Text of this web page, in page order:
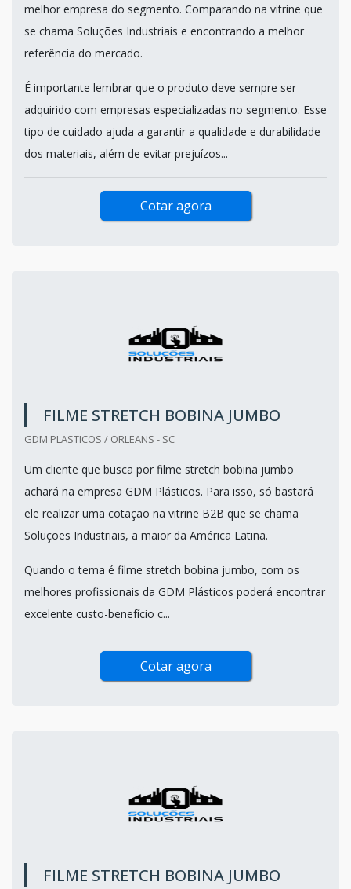
melhor empresa do segmento. Comparando na vitrine que
se chama Soluções Industriais e encontrando a melhor
referência do mercado.
É importante lembrar que o produto deve sempre ser
adquirido com empresas especializadas no segmento. Esse
tipo de cuidado ajuda a garantir a qualidade e durabilidade
dos materiais, além de evitar prejuízos...
Cotar agora
FILME STRETCH BOBINA JUMBO
GDM PLASTICOS / ORLEANS - SC
Um cliente que busca por filme stretch bobina jumbo
achará na empresa GDM Plásticos. Para isso, só bastará
ele realizar uma cotação na vitrine B2B que se chama
Soluções Industriais, a maior da América Latina.
Quando o tema é filme stretch bobina jumbo, com os
melhores profissionais da GDM Plásticos poderá encontrar
excelente custo-benefício c...
Cotar agora
FILME STRETCH BOBINA JUMBO